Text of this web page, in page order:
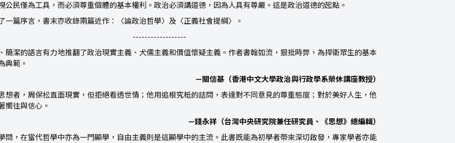
公民僅為工具，而必須尊重個體的基本權利。政治必須講道德，因為人具有尊嚴。這是政治道德的起點。
一篇序言，書末亦收錄兩篇近作：〈論政治哲學〉及〈正義社會提綱〉。
------------------
簡潔的語言有力地推翻了政治現實主義、犬儒主義和價值懷疑主義。作者書翰如流，狠批時弊，為捍衛眾生的基本
典範。
—關信基（香港中文大學政治與行政學系榮休講座教授）
想者，周保松直面現實，但拒絕看透世情；他用追根究柢的詰問，表達對不同意見的尊重態度；對於美好人生，他
嚮往與信心。
—錢永祥（台灣中央研究院兼任研究員、《思想》總編輯）
問，在當代哲學中亦為一門顯學，自由主義則是這顯學中的主流。此書既能為初學者帶來深切啟發，專家學者亦能